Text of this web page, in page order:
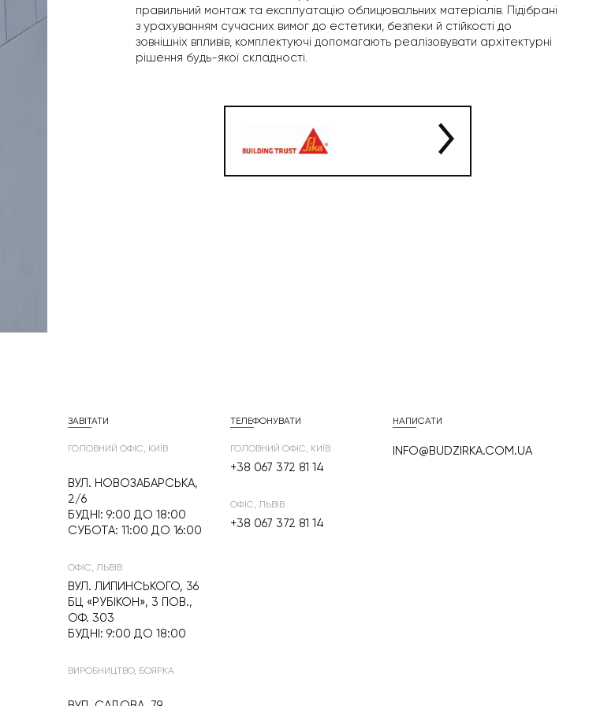
правильний монтаж та експлуатацію облицювальних матеріалів. Підібрані
з урахуванням сучасних вимог до естетики, безпеки й стійкості до
зовнішніх впливів, комплектуючі допомагають реалізовувати архітектурні
рішення будь-якої складності.
ЗАВІТАТИ
ГОЛОВНИЙ ОФІС, КИЇВ
ВУЛ. НОВОЗАБАРСЬКА,
2/6
БУДНІ: 9:00 ДО 18:00
СУБОТА: 11:00 ДО 16:00
ОФІС, ЛЬВІВ
ВУЛ. ЛИПИНСЬКОГО, 36
БЦ «РУБІКОН», 3 ПОВ.,
ОФ. 303
БУДНІ: 9:00 ДО 18:00
ВИРОБНИЦТВО, БОЯРКА
ТЕЛЕФОНУВАТИ
ГОЛОВНИЙ ОФІС, КИЇВ
+38 067 372 81 14
ОФІС, ЛЬВІВ
+38 067 372 81 14
НАПИСАТИ
INFO@BUDZIRKA.COM.UA